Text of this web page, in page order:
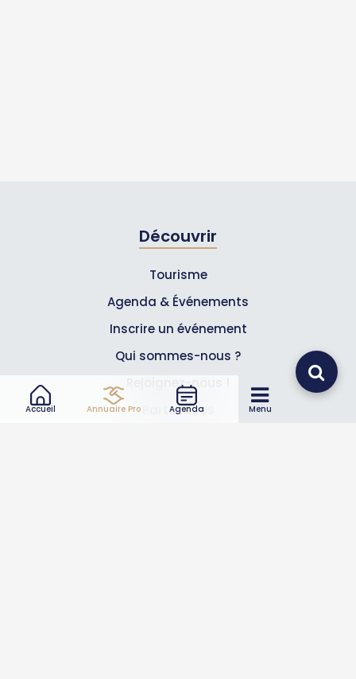
Accueil Annuaire Pro Agenda Menu
Découvrir
Tourisme
Agenda & Événements
Inscrire un événement
Qui sommes-nous ?
Rejoignez-nous !
Partenaires